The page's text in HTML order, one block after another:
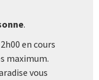
.
en cours
maximum.
vous